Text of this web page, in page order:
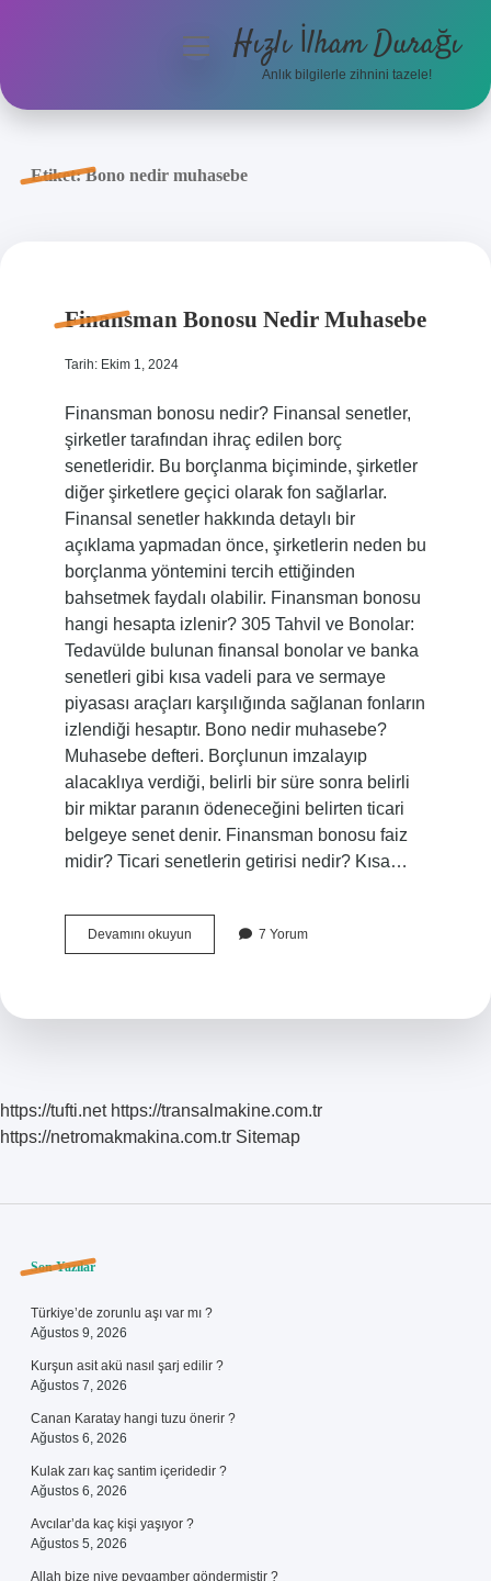
Anasayfa
menüyüHızlı İlham Durağı
Anlık bilgilerle zihnini tazele!
Etiket:Bono nedir muhasebe
Finansman Bonosu Nedir Muhasebe
Tarih: Ekim 1, 2024
Finansman bonosu nedir? Finansal senetler,
şirketler tarafından ihraç edilen borç
senetleridir. Bu borçlanma biçiminde, şirketler
diğer şirketlere geçici olarak fon sağlarlar.
Finansal senetler hakkında detaylı bir
açıklama yapmadan önce, şirketlerin neden bu
borçlanma yöntemini tercih ettiğinden
bahsetmek faydalı olabilir. Finansman bonosu
hangi hesapta izlenir? 305 Tahvil ve Bonolar:
Tedavülde bulunan finansal bonolar ve banka
senetleri gibi kısa vadeli para ve sermaye
piyasası araçları karşılığında sağlanan fonların
izlendiği hesaptır. Bono nedir muhasebe?
Muhasebe defteri. Borçlunun imzalayıp
alacaklıya verdiği, belirli bir süre sonra belirli
bir miktar paranın ödeneceğini belirten ticari
belgeye senet denir. Finansman bonosu faiz
midir? Ticari senetlerin getirisi nedir? Kısa…
Devamını okuyunFinansman
Bonosu
7 Yorum
https://tufti.net https://transalmakine.com.tr
https://netromakmakina.com.tr Sitemap
Sidebar
Son Yazılar
Türkiye’de zorunlu aşı var mı ?
Ağustos 9, 2026
Kurşun asit akü nasıl şarj edilir ?
Ağustos 7, 2026
Canan Karatay hangi tuzu önerir ?
Ağustos 6, 2026
Kulak zarı kaç santim içeridedir ?
Ağustos 6, 2026
Avcılar’da kaç kişi yaşıyor ?
Ağustos 5, 2026
Allah bize niye peygamber göndermiştir ?